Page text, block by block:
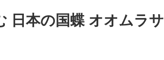
日本の国蝶 オオムラサ